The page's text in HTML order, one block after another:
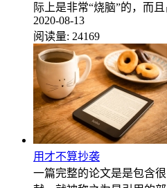
际上是非常“烧脑”的，而且
2020-08-13
阅读量: 24169
用才不算抄袭
一篇完整的论文是是包含